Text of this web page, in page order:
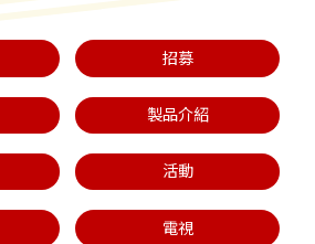
招募
製品介紹
活動
電視